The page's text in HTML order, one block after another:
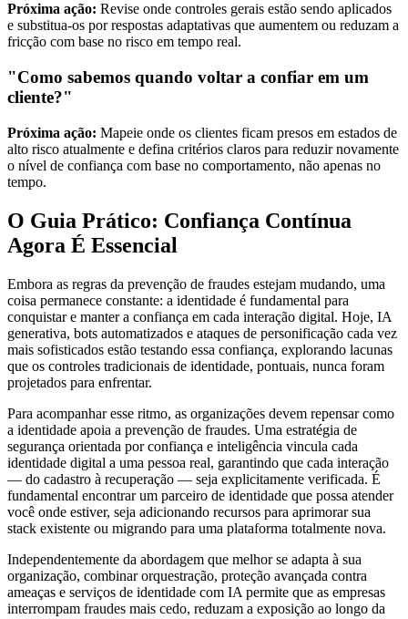
Próxima ação: Revise onde controles gerais estão sendo aplicados
e substitua-os por respostas adaptativas que aumentem ou reduzam a
fricção com base no risco em tempo real.
"Como sabemos quando voltar a confiar em um
cliente?"
Próxima ação: Mapeie onde os clientes ficam presos em estados de
alto risco atualmente e defina critérios claros para reduzir novamente
o nível de confiança com base no comportamento, não apenas no
tempo.
O Guia Prático: Confiança Contínua
Agora É Essencial
Embora as regras da prevenção de fraudes estejam mudando, uma
coisa permanece constante: a identidade é fundamental para
conquistar e manter a confiança em cada interação digital. Hoje, IA
generativa, bots automatizados e ataques de personificação cada vez
mais sofisticados estão testando essa confiança, explorando lacunas
que os controles tradicionais de identidade, pontuais, nunca foram
projetados para enfrentar.
Para acompanhar esse ritmo, as organizações devem repensar como
a identidade apoia a prevenção de fraudes. Uma estratégia de
segurança orientada por confiança e inteligência vincula cada
identidade digital a uma pessoa real, garantindo que cada interação
— do cadastro à recuperação — seja explicitamente verificada. É
fundamental encontrar um parceiro de identidade que possa atender
você onde estiver, seja adicionando recursos para aprimorar sua
stack existente ou migrando para uma plataforma totalmente nova.
Independentemente da abordagem que melhor se adapta à sua
organização, combinar orquestração, proteção avançada contra
ameaças e serviços de identidade com IA permite que as empresas
interrompam fraudes mais cedo, reduzam a exposição ao longo da